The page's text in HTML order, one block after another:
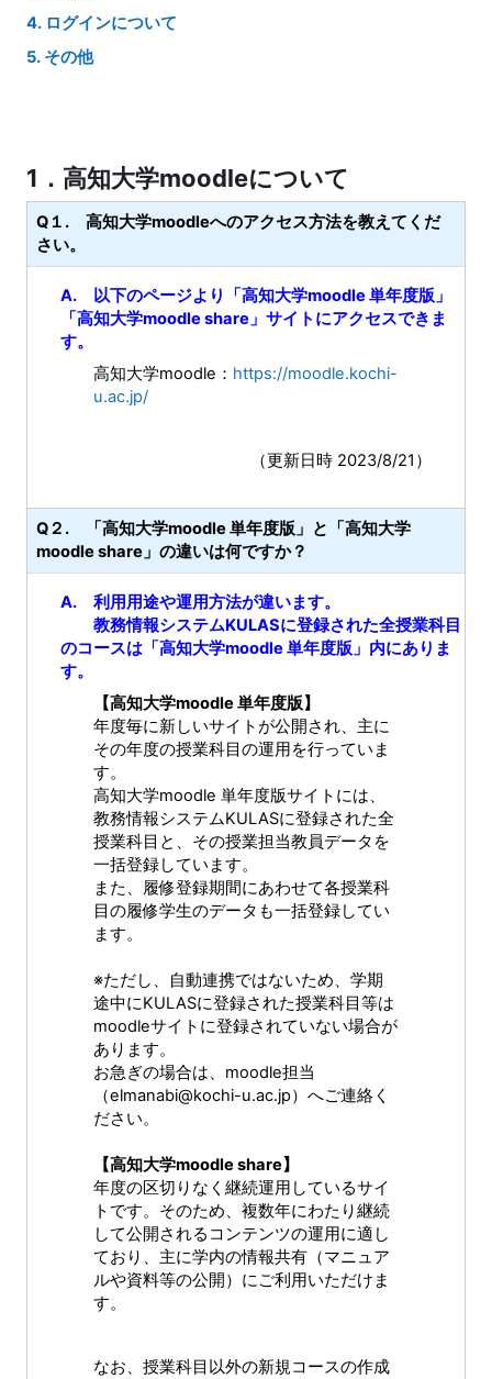
4. ログインについて
5. その他
1．高知大学moodleについて
Q１. 高知大学moodleへのアクセス方法を教えてくだ
さい。
A. 以下のページより「高知大学moodle 単年度版」
「高知大学moodle share」サイトにアクセスできま
す。
高知大学moodle： https://moodle.kochi-
u.ac.jp/
（更新日時 2023/8/21）
Q２. 「高知大学moodle 単年度版」と「高知大学
moodle share」の違いは何ですか？
A. 利用用途や運用方法が違います。
教務情報システムKULASに登録された全授業科目
のコースは「高知大学moodle 単年度版」内にありま
す。
【高知大学moodle 単年度版】
年度毎に新しいサイトが公開され、主に
その年度の授業科目の運用を行っていま
す。
高知大学moodle 単年度版サイトには、
教務情報システムKULASに登録された全
授業科目と、その授業担当教員データを
一括登録しています。
また、履修登録期間にあわせて各授業科
目の履修学生のデータも一括登録してい
ます。
※ただし、自動連携ではないため、学期
途中にKULASに登録された授業科目等は
moodleサイトに登録されていない場合が
あります。
お急ぎの場合は、moodle担当
（elmanabi@kochi-u.ac.jp）へご連絡く
ださい。
【高知大学moodle share】
年度の区切りなく継続運用しているサイ
トです。そのため、複数年にわたり継続
して公開されるコンテンツの運用に適し
ており、主に学内の情報共有（マニュア
ルや資料等の公開）にご利用いただけま
す。
なお、授業科目以外の新規コースの作成